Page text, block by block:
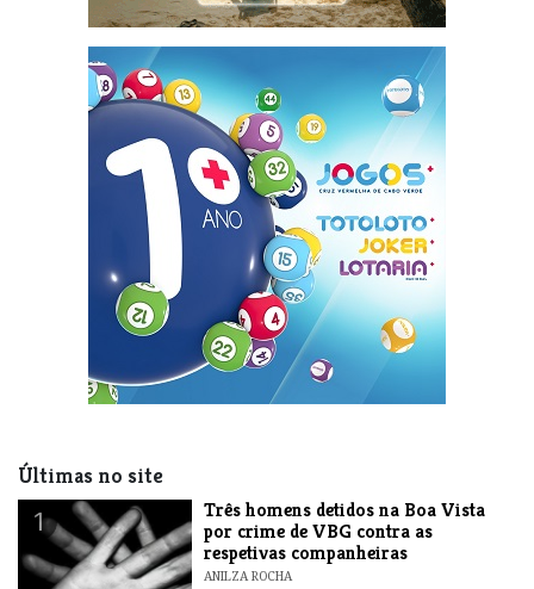
Últimas no site
1
Três homens detidos na Boa Vista
por crime de VBG contra as
respetivas companheiras
ANILZA ROCHA